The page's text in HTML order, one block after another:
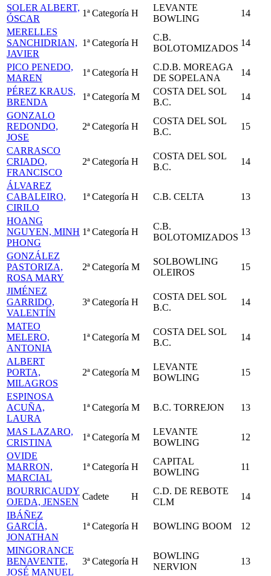
SOLER ALBERT,
ÓSCAR
1ª Categoría H
LEVANTE
BOWLING
14
MERELLES
SANCHIDRIAN,
JAVIER
1ª Categoría H
C.B.
BOLOTOMIZADOS
14
PICO PENEDO,
MAREN
1ª Categoría H
C.D.B. MOREAGA
DE SOPELANA
14
PÉREZ KRAUS,
BRENDA
1ª Categoría M
COSTA DEL SOL
B.C.
14
GONZALO
REDONDO,
JOSE
2ª Categoría H
COSTA DEL SOL
B.C.
15
CARRASCO
CRIADO,
FRANCISCO
2ª Categoría H
COSTA DEL SOL
B.C.
14
ÁLVAREZ
CABALEIRO,
CIRILO
1ª Categoría H C.B. CELTA 13
HOANG
NGUYEN, MINH
PHONG
1ª Categoría H
C.B.
BOLOTOMIZADOS
13
GONZÁLEZ
PASTORIZA,
ROSA MARY
2ª Categoría M
SOLBOWLING
OLEIROS
15
JIMÉNEZ
GARRIDO,
VALENTÍN
3ª Categoría H
COSTA DEL SOL
B.C.
14
MATEO
MELERO,
ANTONIA
1ª Categoría M
COSTA DEL SOL
B.C.
14
ALBERT
PORTA,
MILAGROS
2ª Categoría M
LEVANTE
BOWLING
15
ESPINOSA
ACUÑA,
LAURA
1ª Categoría M B.C. TORREJON 13
MAS LAZARO,
CRISTINA
1ª Categoría M
LEVANTE
BOWLING
12
OVIDE
MARRON,
MARCIAL
1ª Categoría H
CAPITAL
BOWLING
11
BOURRICAUDY
OJEDA, JENSEN
Cadete H
C.D. DE REBOTE
CLM
14
IBÁÑEZ
GARCÍA,
JONATHAN
1ª Categoría H BOWLING BOOM 12
MINGORANCE
BENAVENTE,
JOSÉ MANUEL
3ª Categoría H
BOWLING
NERVION
13